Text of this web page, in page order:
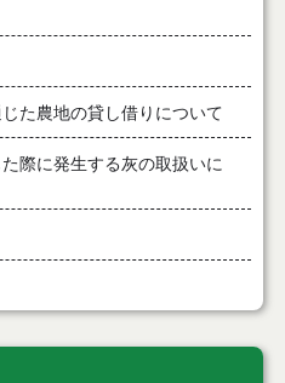
た農地の貸し借りについて
際に発生する灰の取扱いに